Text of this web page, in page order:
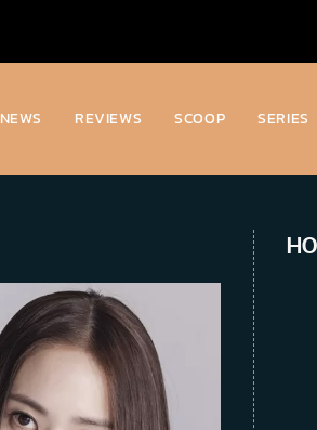
NEWS REVIEWS SCOOP SERIES